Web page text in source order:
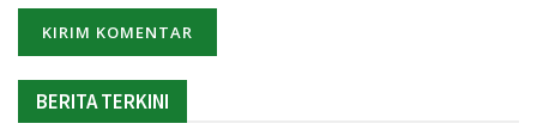
BERITA TERKINI